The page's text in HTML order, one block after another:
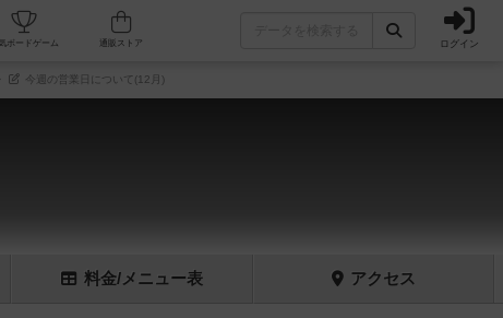
カフェ/店舗 人気ボードゲーム ログイン
今週の営業日について(12月)
料金/メニュー表 アクセス